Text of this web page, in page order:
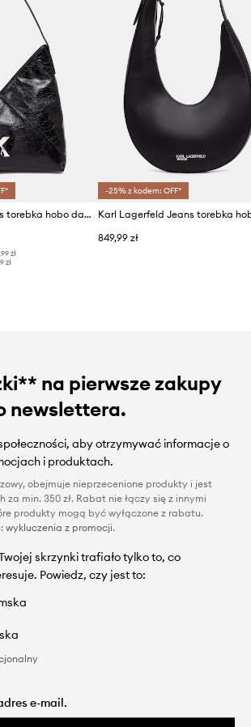
Karl Lagerfeld Jeans torebka hobo damska skórzana
zł
zł
-25% z kodem: OFF*
849,99 zł
na pierwsze zakupy
newslettera.
aby otrzymywać informacje o
i produktach.
obejmuje nieprzecenione produkty i jest
za min. 350 zł. Rabat nie łączy się z innymi
produkty mogą być wyłączone z rabatu.
wykluczenia z promocji.
skrzynki trafiało tylko to, co
Powiedz, czy jest to: